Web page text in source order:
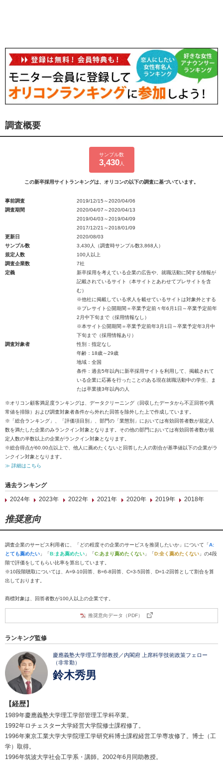
調査概要
サンプル数
3,430人
この新卒採用サイトランキングは、オリコンの以下の調査に基づいています。
事前調査
2019/12/15～2020/04/06
調査期間
2020/04/07～2020/04/13
2019/04/03～2019/04/09
2017/12/21～2018/01/09
更新日
2020/08/03
サンプル数
3,430人（調査時サンプル数3,868人）
規定人数
100人以上
調査企業数
7社
定義
新卒採用を考えている企業の広告や、就職活動に関する情報が
記載されているサイト（本サイトとあわせてプレサイトを含
む）
※他社に掲載している求人を載せているサイトは対象外とする
※プレサイト公開期間＝卒業予定前々年6月1日～卒業予定前年
2月中下旬まで（採用情報なし）
※本サイト公開期間＝卒業予定前年3月1日～卒業予定年3月中
下旬まで（採用情報あり）
調査対象者
性別：指定なし
年齢：18歳～29歳
地域：全国
条件：過去5年以内に新卒採用サイトを利用して、掲載されて
いる企業に応募を行ったことのある現在就職活動中の学生、ま
たは卒業後3年以内の人
※オリコン顧客満足度ランキングは、データクリーニング（回収したデータから不正回答や異
常値を排除）および調査対象者条件から外れた回答を除外した上で作成しています。
※「総合ランキング」、「評価項目別」、部門の「業態別」においては有効回答者数が規定人
数を満たした企業のみランクイン対象となります。その他の部門においては有効回答者数が規
定人数の半数以上の企業がランクイン対象となります。
※総合得点が60.00点以上で、他人に薦めたくないと回答した人の割合が基準値以下の企業がラ
ンクイン対象となります。
≫ 詳細はこちら
過去ランキング
2024年
2023年 2022年 2021年 2020年 2019年 2018年
推奨意向
調査企業のサービス利用者に、「どの程度その企業のサービスを推奨したいか」について「A:
とても薦めたい 」「B:まあ薦めたい 」「C:あまり薦めたくない 」「D:全く薦めたくない 」の4段
階で評価をしてもらい比率を算出しています。
※10段階聴取については、A=9-10回答、B=6-8回答、C=3-5回答、D=1-2回答として割合を算
出しております。
商標対象は、回答者数が100人以上の企業です。
推奨意向データ（PDF）
ランキング監修
慶應義塾大学理工学部教授／内閣府 上席科学技術政策フェロー
（非常勤）
鈴木秀男
【経歴】
1989年慶應義塾大学理工学部管理工学科卒業。
1992年ロチェスター大学経営大学院修士課程修了。
1996年東京工業大学大学院理工学研究科博士課程経営工学専攻修了。博士（工
学）取得。
1996年筑波大学社会工学系・講師。2002年6月同助教授。